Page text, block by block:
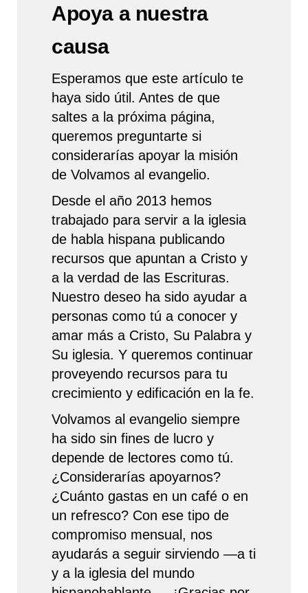
Apoya a nuestra
causa
Esperamos que este artículo te
haya sido útil. Antes de que
saltes a la próxima página,
queremos preguntarte si
considerarías apoyar la misión
de Volvamos al evangelio.
Desde el año 2013 hemos
trabajado para servir a la iglesia
de habla hispana publicando
recursos que apuntan a Cristo y
a la verdad de las Escrituras.
Nuestro deseo ha sido ayudar a
personas como tú a conocer y
amar más a Cristo, Su Palabra y
Su iglesia. Y queremos continuar
proveyendo recursos para tu
crecimiento y edificación en la fe.
Volvamos al evangelio siempre
ha sido sin fines de lucro y
depende de lectores como tú.
¿Considerarías apoyarnos?
¿Cuánto gastas en un café o en
un refresco? Con ese tipo de
compromiso mensual, nos
ayudarás a seguir sirviendo —a ti
y a la iglesia del mundo